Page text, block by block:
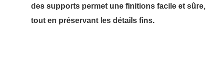
des supports permet une finitions facile et sûre,
tout en préservant les détails fins.